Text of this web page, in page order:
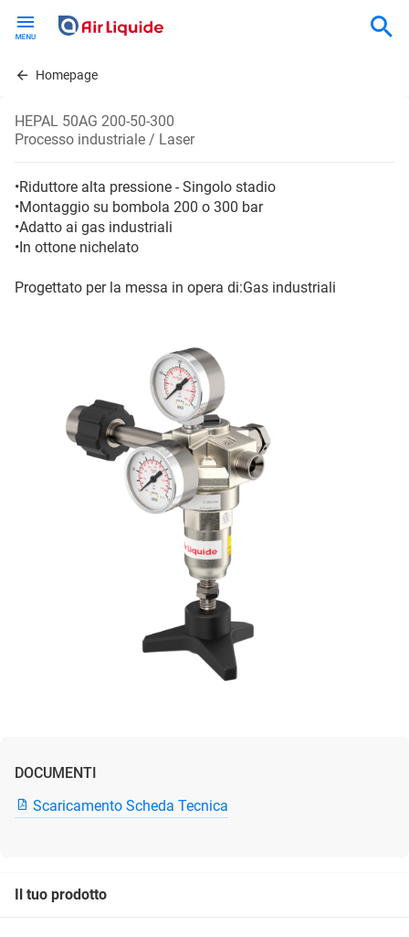
contentHomepage
HEPAL 50AG 200-50-300
Processo industriale / Laser
•Riduttore alta pressione - Singolo stadio
•Montaggio su bombola 200 o 300 bar
•Adatto ai gas industriali
•In ottone nichelato
Progettato per la messa in opera di:Gas industriali
DOCUMENTI
Scaricamento Scheda Tecnica
Il tuo prodotto